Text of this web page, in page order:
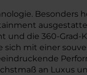
die 360-
mit einer
an Luxus